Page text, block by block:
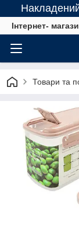
Інтернет-
Товари та